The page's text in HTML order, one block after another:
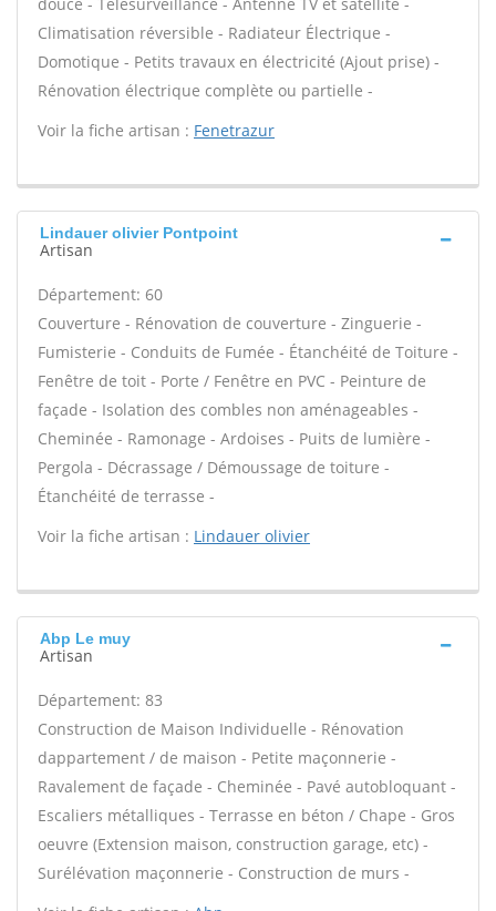
Climatisation réversible - Radiateur Électrique -
Domotique - Petits travaux en électricité (Ajout prise) -
Rénovation électrique complète ou partielle -
Voir la fiche artisan : Fenetrazur
Lindauer olivier Pontpoint
Artisan
Département: 60
Couverture - Rénovation de couverture - Zinguerie -
Fumisterie - Conduits de Fumée - Étanchéité de Toiture -
Fenêtre de toit - Porte / Fenêtre en PVC - Peinture de
façade - Isolation des combles non aménageables -
Cheminée - Ramonage - Ardoises - Puits de lumière -
Pergola - Décrassage / Démoussage de toiture -
Étanchéité de terrasse -
Voir la fiche artisan : Lindauer olivier
Abp Le muy
Artisan
Département: 83
Construction de Maison Individuelle - Rénovation
dappartement / de maison - Petite maçonnerie -
Ravalement de façade - Cheminée - Pavé autobloquant -
Escaliers métalliques - Terrasse en béton / Chape - Gros
oeuvre (Extension maison, construction garage, etc) -
Surélévation maçonnerie - Construction de murs -